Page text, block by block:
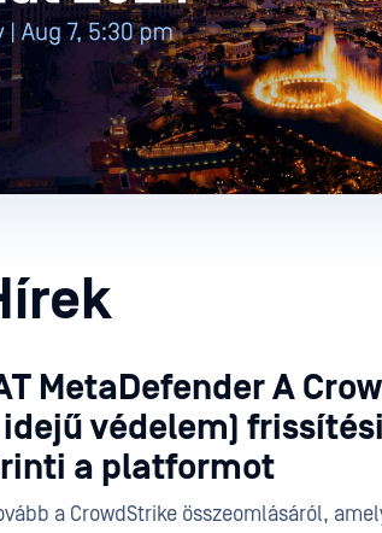
MetaDefender A
idejű védelem)
a platformot
a CrowdStrike összeomlásáról,